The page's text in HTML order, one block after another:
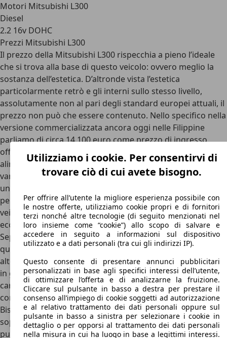
Motori Mitsubishi L300
Diesel
2.2 16v DOHC
Prezzi Mitsubishi L300
Il prezzo della Mitsubishi L300 rispecchia a pieno l’ideale
che si trova alla base di questo veicolo: ovvero meglio la
sostanza dell’estetica. D’altronde vista l’estetica
particolarmente retrò e gli interni sullo stesso livello,
assolutamente non al pari degli standard europei attuali, il
prezzo non può che essere contenuto. Nello specifico nella
versione commercializzata ancora oggi nelle Filippine
parliamo di circa 14.100 euro come prezzo di ingresso,
offerta con un’unica motorizzazione: il 2.2 litri 16v
alimentato a diesel. Anche la scelta di offrire un’ unica
variante a diesel e non proporre alternative a benzina è
un’ulteriore indicatore del fatto che questo veicolo è
pensato soprattutto per contenere i costi e offrire un
veicolo in grado di proporre un’alternativa davvero
economica alla concorrenza.
Seppure i costi ridotti possano far pensare ad una scarsa
qualità, la Mitsubishi L300 rimane ad oggi una valida
alternativa ai veicoli commerciali se si desidera un veicolo
in grado di assicurare affidabilità e ottima capacità di
carico a fronte di dimensioni piuttosto contenute (se
confrontate con gli altri veicoli commerciali sul mercato).
Bisogna tuttavia accettare qualche compromesso
soprattutto in termini di interni e di look esterno: parliamo
pur sempre di una vettura molto squadrata che ricorda
Utilizziamo i cookie. Per consentirvi di
trovare ciò di cui avete bisogno.
Per offrire all’utente la migliore esperienza possibile con
le nostre offerte, utilizziamo cookie propri e di fornitori
terzi nonché altre tecnologie (di seguito menzionati nel
loro insieme come “cookie”) allo scopo di salvare e
accedere in seguito a informazioni sul dispositivo
utilizzato e a dati personali (tra cui gli indirizzi IP).
Questo consente di presentare annunci pubblicitari
personalizzati in base agli specifici interessi dell’utente,
di ottimizzare l’offerta e di analizzarne la fruizione.
Cliccare sul pulsante in basso a destra per prestare il
consenso all’impiego di cookie soggetti ad autorizzazione
e al relativo trattamento dei dati personali oppure sul
pulsante in basso a sinistra per selezionare i cookie in
dettaglio o per opporsi al trattamento dei dati personali
nella misura in cui ha luogo in base a legittimi interessi.